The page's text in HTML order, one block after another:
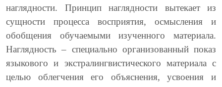
наглядности. Принцип наглядности вытекает из
сущности процесса восприятия, осмысления и
обобщения обучаемыми изученного материала.
Наглядность – специально организованный показ
языкового и экстралингвистического материала с
целью облегчения его объяснения, усвоения и